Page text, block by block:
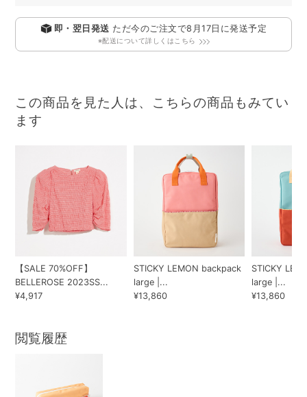
即・翌日発送 ただ今のご注文で8月17日 に発送予定
※配送について詳しくはこちら
この商品を見た人は、こちらの商品もみてい
ます
【SALE 70%OFF】
BELLEROSE 2023SS...
¥4,917
STICKY LEMON backpack
large |...
¥13,860
STICKY
large |...
¥13,860
閲覧履歴